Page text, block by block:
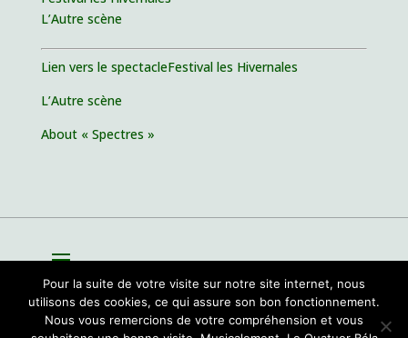
L’Autre scène
Lien vers le spectacleFestival les Hivernales
L’Autre scène
About « Spectres »
Pour la suite de votre visite sur notre site internet, nous
utilisons des cookies, ce qui assure son bon fonctionnement.
Nous vous remercions de votre compréhension et vous